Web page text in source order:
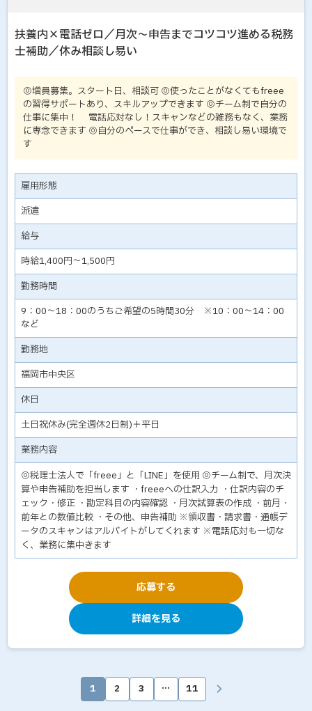
扶養内×電話ゼロ／月次～申告までコツコツ進める税務
士補助／休み相談し易い
◎増員募集。スタート日、相談可 ◎使ったことがなくてもfreee
の習得サポートあり、スキルアップできます ◎チーム制で自分の
仕事に集中！ 電話応対なし！スキャンなどの雑務もなく、業務
に専念できます ◎自分のペースで仕事ができ、相談し易い環境で
す
雇用形態
派遣
給与
時給1,400円～1,500円
勤務時間
9：00～18：00のうちご希望の5時間30分 ※10：00～14：00
など
勤務地
福岡市中央区
休日
土日祝休み(完全週休2日制)＋平日
業務内容
◎税理士法人で「freee」と「LINE」を使用 ◎チーム制で、月次決
算や申告補助を担当します ・freeeへの仕訳入力 ・仕訳内容のチ
ェック・修正 ・勘定科目の内容確認 ・月次試算表の作成 ・前月・
前年との数値比較 ・その他、申告補助 ※領収書・請求書・通帳デ
ータのスキャンはアルバイトがしてくれます ※電話応対も一切な
く、業務に集中きます
応募する
詳細を見る
1 2 3 … 11